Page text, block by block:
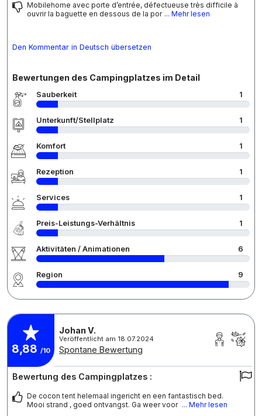
Mobilehome avec porte d’entrée, défectueuse très difficile à
ouvrir la baguette en dessous de la por ... Mehr lesen
Den Kommentar in Deutsch übersetzen
Bewertungen des Campingplatzes im Detail
Sauberkeit 1
Unterkunft/Stellplatz 1
Komfort 1
Rezeption 1
Services 1
Preis-Leistungs-Verhältnis 1
Aktivitäten / Animationen 6
Region 9
8,88 /10
Johan V.
Veröffentlicht am 18.07.2024
Spontane Bewertung
Bewertung des Campingplatzes :
De cocon tent helemaal ingericht en een fantastisch bed.
Mooi strand , goed ontvangst. Ga weer voor ... Mehr lesen